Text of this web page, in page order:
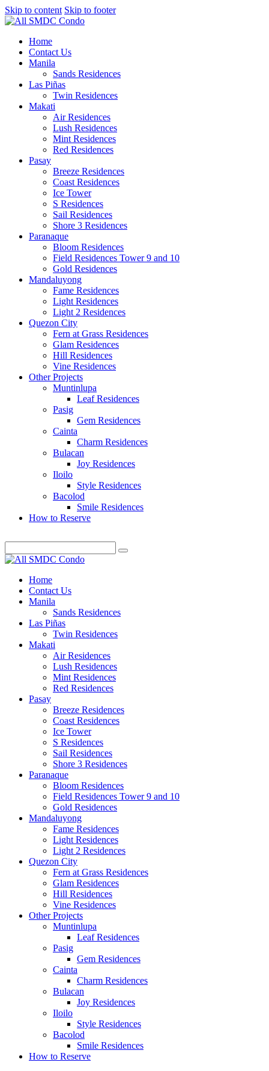
Skip to content Skip to footer
Home
Contact Us
Manila
Sands Residences
Las Piñas
Twin Residences
Makati
Air Residences
Lush Residences
Mint Residences
Red Residences
Pasay
Breeze Residences
Coast Residences
Ice Tower
S Residences
Sail Residences
Shore 3 Residences
Paranaque
Bloom Residences
Field Residences Tower 9 and 10
Gold Residences
Mandaluyong
Fame Residences
Light Residences
Light 2 Residences
Quezon City
Fern at Grass Residences
Glam Residences
Hill Residences
Vine Residences
Other Projects
Muntinlupa
Leaf Residences
Pasig
Gem Residences
Cainta
Charm Residences
Bulacan
Joy Residences
Iloilo
Style Residences
Bacolod
Smile Residences
How to Reserve
Home
Contact Us
Manila
Sands Residences
Las Piñas
Twin Residences
Makati
Air Residences
Lush Residences
Mint Residences
Red Residences
Pasay
Breeze Residences
Coast Residences
Ice Tower
S Residences
Sail Residences
Shore 3 Residences
Paranaque
Bloom Residences
Field Residences Tower 9 and 10
Gold Residences
Mandaluyong
Fame Residences
Light Residences
Light 2 Residences
Quezon City
Fern at Grass Residences
Glam Residences
Hill Residences
Vine Residences
Other Projects
Muntinlupa
Leaf Residences
Pasig
Gem Residences
Cainta
Charm Residences
Bulacan
Joy Residences
Iloilo
Style Residences
Bacolod
Smile Residences
How to Reserve